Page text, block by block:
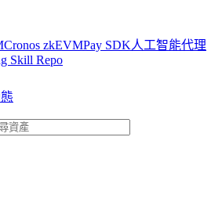
Cronos zkEVMPay SDK人工智能代理
Skill Repo